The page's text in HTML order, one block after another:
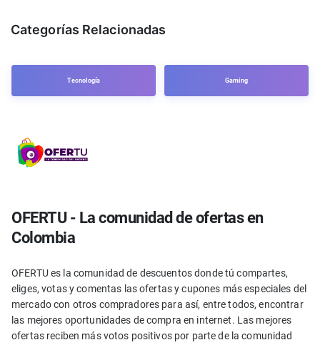
Categorías Relacionadas
Tecnología Gaming
OFERTU - La comunidad de ofertas en
Colombia
OFERTU es la comunidad de descuentos donde tú compartes,
eliges, votas y comentas las ofertas y cupones más especiales del
mercado con otros compradores para así, entre todos, encontrar
las mejores oportunidades de compra en internet. Las mejores
ofertas reciben más votos positivos por parte de la comunidad